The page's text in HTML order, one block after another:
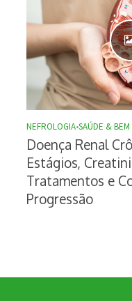
NEFROLOGIA•SAÚDE & BEM
Doença Renal
Estágios,
Tratamentos e
Progressão